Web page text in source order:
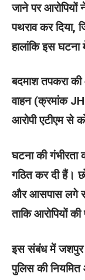
जाने पर
पथराव कर दिया,
हालांकि इस घटना
बदमाश तपकरा
वाहन (क्रमांक
आरोपी एटीएम से
घटना की
गठित कर दी हैं।
और आसपास लगे
ताकि आरोपियों
इस संबंध में जशपुर
पुलिस की